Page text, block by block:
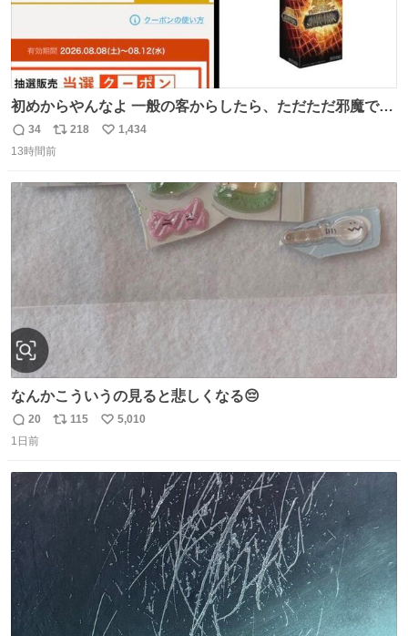
初めからやんなよ 一般の客からしたら、ただただ邪魔でし
かないのよ
返
信
34
リ
ポ
ト
数
218
い
数
1,434
13時間前
なんかこういうの見ると悲しくなる😔
返
信
20
リ
ト
数
115
い
数
5,010
1日前